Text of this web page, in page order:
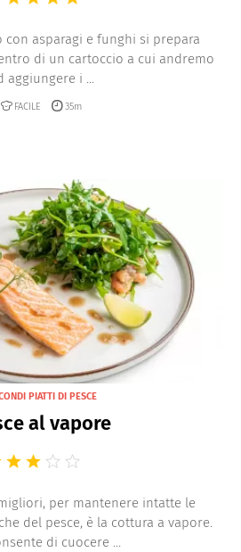
con asparagi e funghi si prepara
di un cartoccio a cui andremo
aggiungere i ...
FACILE 35m
PIATTI DI PESCE
al vapore
per mantenere intatte le
del pesce, è la cottura a vapore.
di cuocere ...